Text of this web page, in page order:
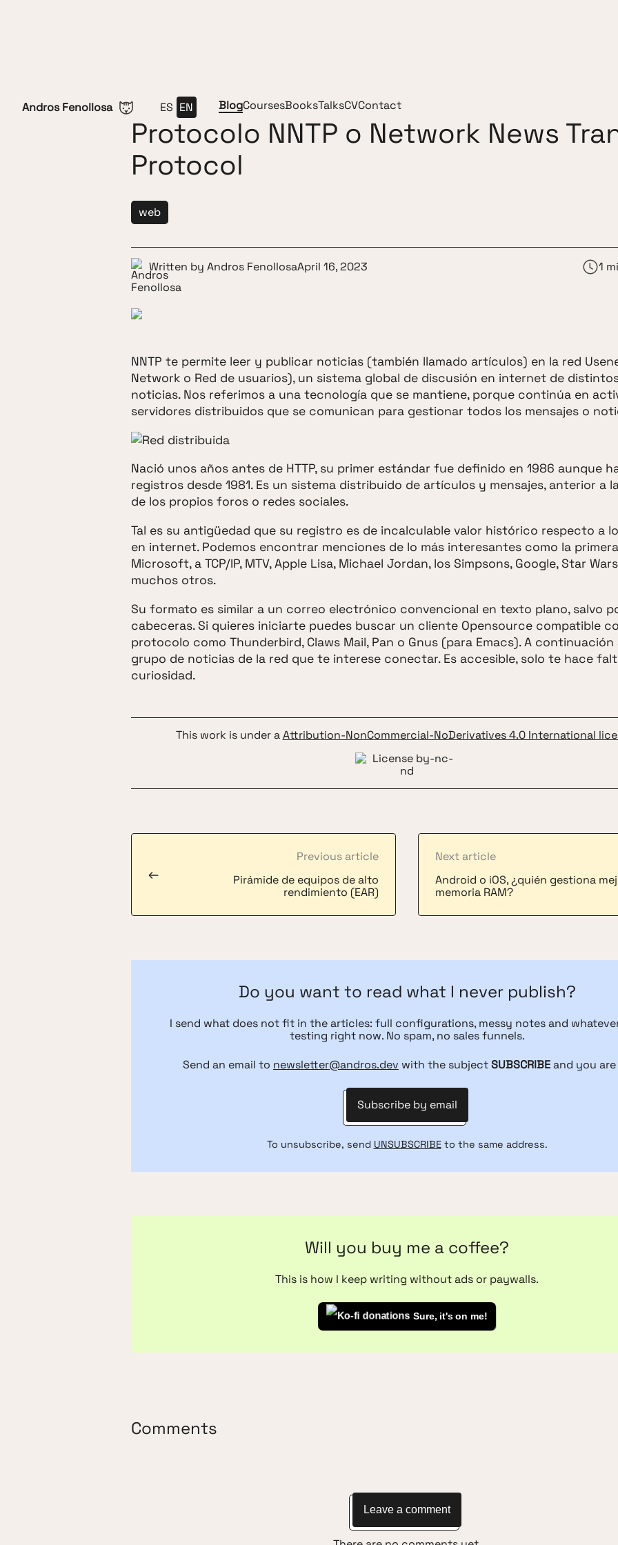
Skip to content
Andros Fenollosa ES EN BlogCoursesBooksTalksCVContact
Protocolo NNTP o Network News
Protocol
web
NNTP te permite leer y publicar noticias (también llamado artículos) en la red
Network o Red de usuarios), un sistema global de discusión en internet de
noticias. Nos referimos a una tecnología que se mantiene, porque continúa en
servidores distribuidos que se comunican para gestionar todos los mensajes o
Nació unos años antes de HTTP, su primer estándar fue definido en 1986 aunque
registros desde 1981. Es un sistema distribuido de artículos y mensajes, anterior a
de los propios foros o redes sociales.
Tal es su antigüedad que su registro es de incalculable valor histórico respecto a
en internet. Podemos encontrar menciones de lo más interesantes como la
Microsoft, a TCP/IP, MTV, Apple Lisa, Michael Jordan, los Simpsons, Google, Star
muchos otros.
Su formato es similar a un correo electrónico convencional en texto plano, salvo
cabeceras. Si quieres iniciarte puedes buscar un cliente Opensource compatible
protocolo como Thunderbird, Claws Mail, Pan o Gnus (para Emacs). A continuación
grupo de noticias de la red que te interese conectar. Es accesible, solo te hace
curiosidad.
This work is under aAttribution-NonCommercial-NoDerivatives 4.0 International
Previous article
Pirámide de equipos de alto
rendimiento (EAR)
←
Next article
Android o iOS, ¿quién gestiona
memoria RAM?
Do you want to read what I never publish?
I send what does not fit in the articles: full configurations, messy notes and
testing right now. No spam, no sales funnels.
Send an email to newsletter@andros.dev with the subjectSUBSCRIBEand you are
Subscribe by email
To unsubscribe, send UNSUBSCRIBEto the same address.
Will you buy me a coffee?
This is how I keep writing without ads or paywalls.
Sure, it's on me!
Comments
Leave a comment
Written by Andros FenollosaApril 16, 2023 1